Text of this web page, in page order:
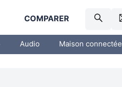
COMPARER
Audio Maison connectée